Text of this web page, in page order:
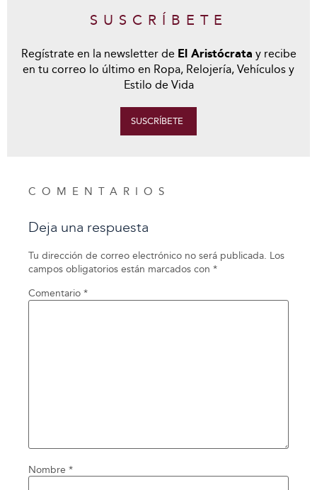
SUSCRÍBETE
Regístrate en la newsletter de El Aristócrata y recibe
en tu correo lo último en Ropa, Relojería, Vehículos y
Estilo de Vida
SUSCRÍBETE
COMENTARIOS
Deja una respuesta
Tu dirección de correo electrónico no será publicada. Los
campos obligatorios están marcados con *
Comentario *
Nombre *